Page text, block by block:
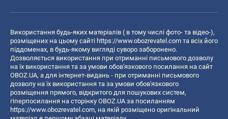
Використання будь-яких матеріалів ( в тому числі фото- та відео-),
розміщених на цьому сайті https://www.obozrevatel.com та всіх його
піддоменах, в будь-якому вигляді суворо заборонено.
Дозволяється використання при отриманні письмового дозволу
на їх використання та за умови обов'язкового посилання на сайт
OBOZ.UA, а для інтернет-видань - при отриманні письмового
дозволу на їх використання та за умови обов'язкового
розміщення прямого, відкритого для пошукових систем,
гіперпосилання на сторінку OBOZ.UA за посиланням
https://www.obozrevatel.com, на якій розміщено оригінальний